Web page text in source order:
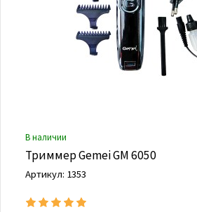
В наличии
Триммер Gemei GM 6050
Артикул: 1353